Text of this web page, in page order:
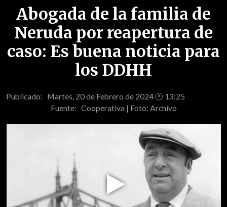
Abogada de la familia de
Neruda por reapertura de
caso: Es buena noticia para
los DDHH
Publicado: Martes, 20 de Febrero de 2024 🕐 13:25
Fuente: Cooperativa | Foto: Archivo
Video